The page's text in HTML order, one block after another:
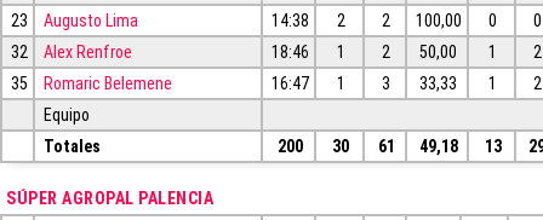
23
Augusto Lima 14:38 2 2 100,00 0
0
32
Alex Renfroe 18:46 1 2 50,00 1
2
35
Romaric Belemene 16:47 1 3 33,33 1
2
Equipo
Totales
200 30 61 49,18 13
SÚPER AGROPAL PALENCIA